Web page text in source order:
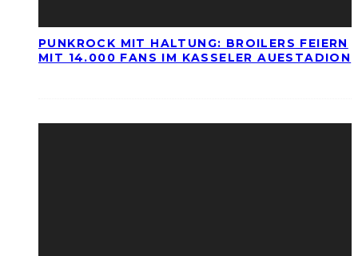
PUNKROCK MIT HALTUNG: BROILERS FEIERN
MIT 14.000 FANS IM KASSELER AUESTADION